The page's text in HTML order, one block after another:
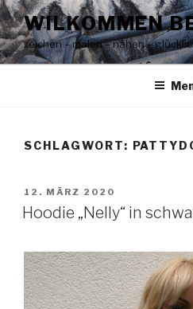
Zum
Inhalt
springen
WILKOMMEN
zeichen – malen – nähen –
SCHLAGWORT:
VERÖFFENTLICHT
AM
12. MÄRZ 2020
Hoodie „Nelly“ in